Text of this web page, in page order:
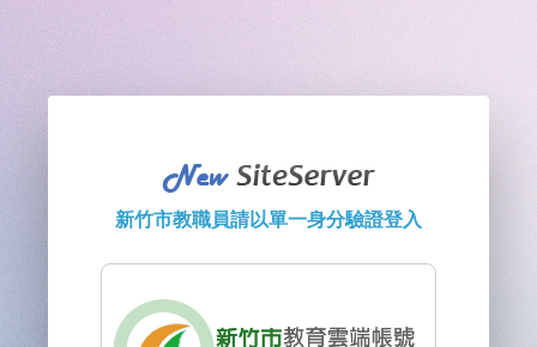
新竹市教職員請以單一身分驗證登入